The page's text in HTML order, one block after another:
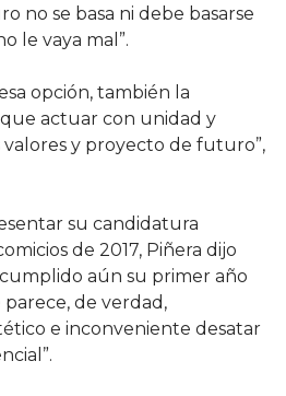
no se basa ni debe basarse
le vaya mal”.
opción, también la
actuar con unidad y
y proyecto de futuro”,
su candidatura
de 2017, Piñera dijo
aún su primer año
de verdad,
e inconveniente desatar